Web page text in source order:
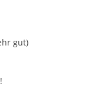
gut)